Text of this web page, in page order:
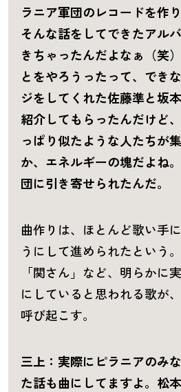
ラニア軍団のレコードを作
そんな話をしてできたアル
きちゃったんだよなぁ（笑
とをやろうったって、でき
ジをしてくれた佐藤準と坂
紹介してもらったんだけど
っぱり似たような人たちが
か、 エネルギーの塊だよね
団に引き寄せられたんだ。
曲作りは、ほとんど歌い手
うにして進められたという
「関さん」など、明らかに
にしていると思われる歌が
呼び起こす。
三上：実際にピラニアのみ
た話も曲にしてますよ。松